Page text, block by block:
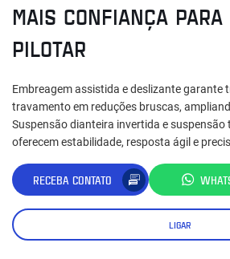
MAIS CONFIANÇA PARA
PILOTAR
Embreagem assistida e deslizante garante
travamento em reduções bruscas,
Suspensão dianteira invertida e
oferecem estabilidade, resposta ágil e
RECEBA CONTATO
LIGAR